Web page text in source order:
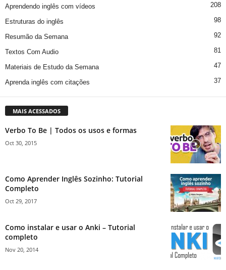
Aprendendo inglês com vídeos 208
Estruturas do inglês 98
Resumão da Semana 92
Textos Com Audio 81
Materiais de Estudo da Semana 47
Aprenda inglês com citações 37
MAIS ACESSADOS
Verbo To Be | Todos os usos e formas
Oct 30, 2015
Como Aprender Inglês Sozinho: Tutorial
Completo
Oct 29, 2017
Como instalar e usar o Anki – Tutorial
completo
Nov 20, 2014